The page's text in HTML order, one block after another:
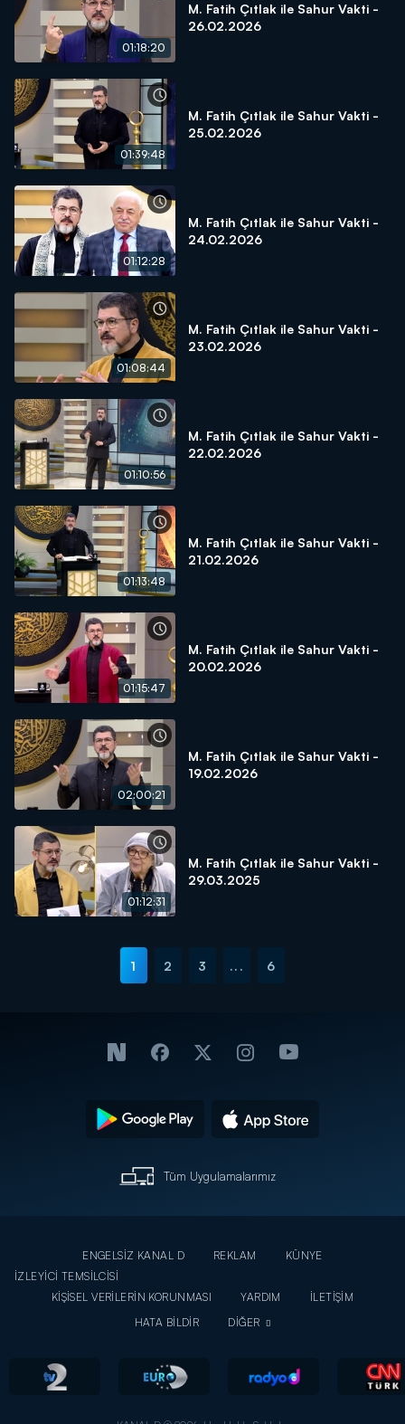
01:18:20
M. Fatih Çıtlak ile Sahur Vakti -
26.02.2026
01:39:48
M. Fatih Çıtlak ile Sahur Vakti -
25.02.2026
01:12:28
M. Fatih Çıtlak ile Sahur Vakti -
24.02.2026
01:08:44
M. Fatih Çıtlak ile Sahur Vakti -
23.02.2026
01:10:56
M. Fatih Çıtlak ile Sahur Vakti -
22.02.2026
01:13:48
M. Fatih Çıtlak ile Sahur Vakti -
21.02.2026
01:15:47
M. Fatih Çıtlak ile Sahur Vakti -
20.02.2026
02:00:21
M. Fatih Çıtlak ile Sahur Vakti -
19.02.2026
01:12:31
M. Fatih Çıtlak ile Sahur Vakti -
29.03.2025
1 2 3 ... 6
Tüm Uygulamalarımız
ENGELSİZ KANAL D REKLAM
KÜNYE
İZLEYİCİ TEMSİLCİSİ
KİŞİSEL VERİLERİN KORUNMASI
YARDIM
İLETİŞİM
HATA BİLDİR
DİĞER